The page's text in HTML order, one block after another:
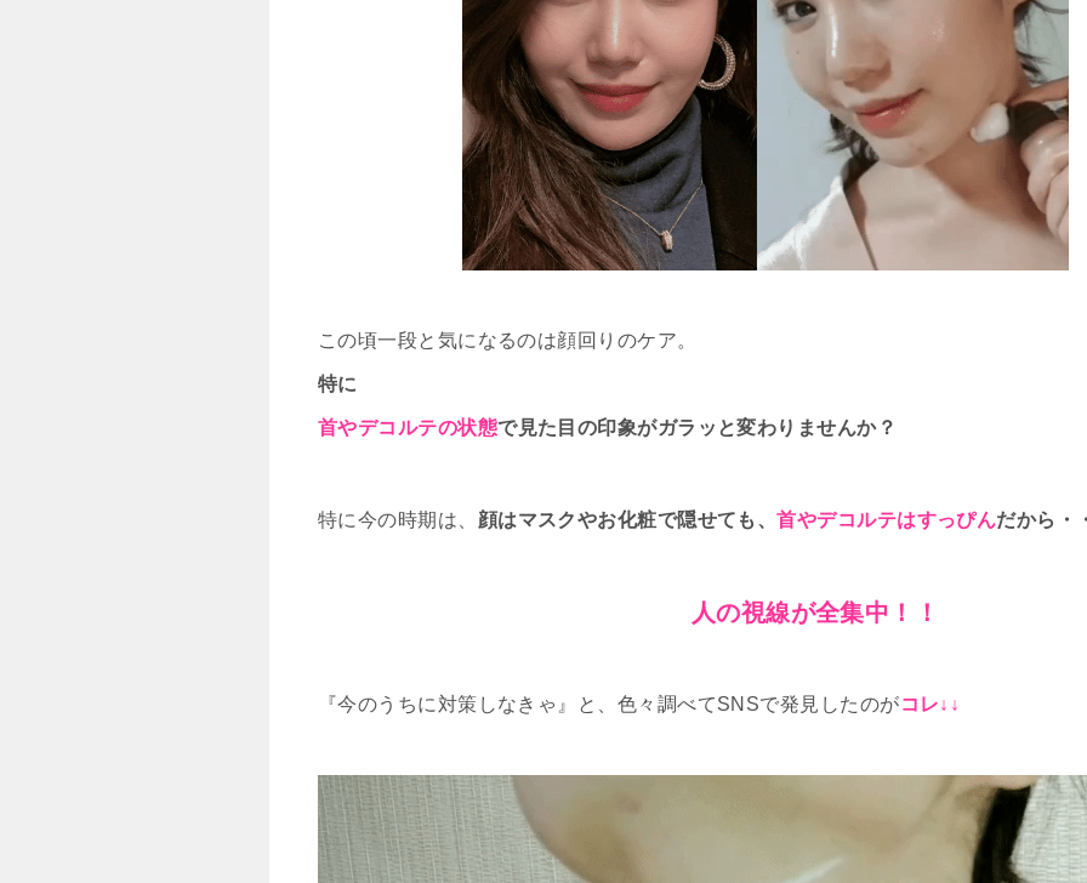
この頃一段と気になるのは顔回りのケア。
特に
首やデコルテの状態で見た目の印象がガラッと変わりませんか？
特に今の時期は、 顔はマスクやお化粧で隠せても、首やデコルテはすっぴんだから・
人の視線が全集中！！
『今のうちに対策しなきゃ』と、色々調べてSNSで発見したのがコレ↓↓